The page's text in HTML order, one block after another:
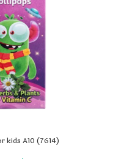
kids A10 (7614)